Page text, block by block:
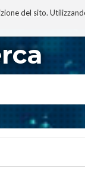
del sito.
PROGETTO